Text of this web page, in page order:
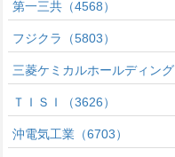
第一三共（4568）
フジクラ（5803）
三菱ケミカルホールディング
ＴＩＳＩ（3626）
沖電気工業（6703）